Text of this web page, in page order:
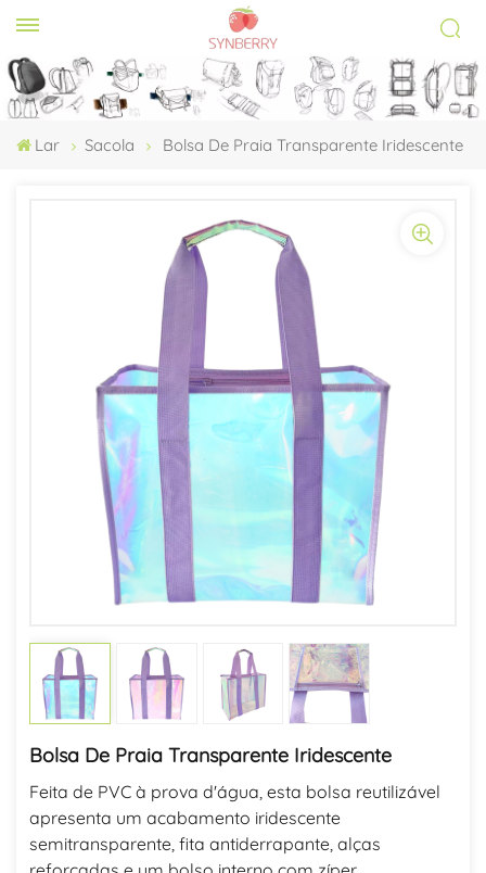
Lar Sacola Bolsa De Praia Transparente Iridescente
Bolsa De Praia Transparente Iridescente
Feita de PVC à prova d'água, esta bolsa reutilizável
apresenta um acabamento iridescente
semitransparente, fita antiderrapante, alças